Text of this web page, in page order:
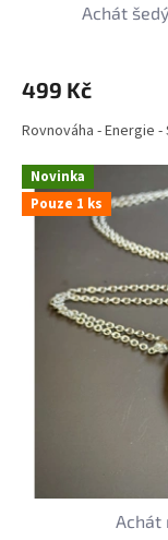
Achát
499 Kč
Rovnováha - Energie
Novinka
Pouze 1 ks
Achát